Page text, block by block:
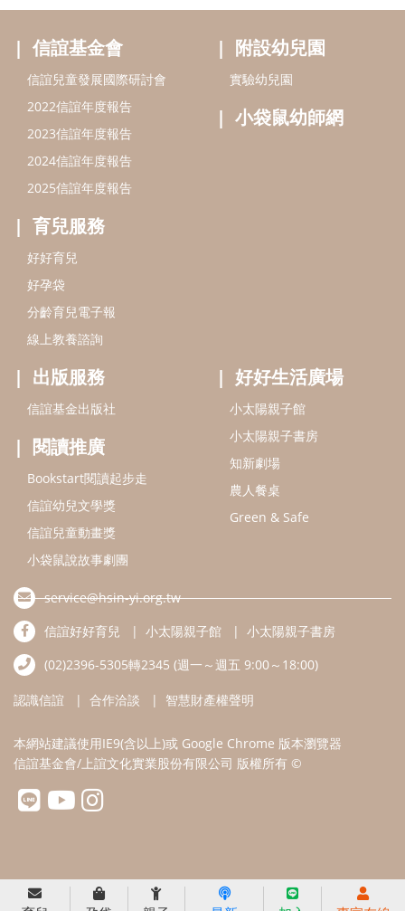
好孕袋
分齡育兒電子報
線上教養諮詢
出版服務
信誼基金出版社
閱讀推廣
Bookstart閱讀起步走
信誼幼兒文學獎
信誼兒童動畫獎
小袋鼠說故事劇團
service@hsin-yi.org.tw
信誼好好育兒
小太陽親子書房
(02)2396-5305轉2345 (週一～週五 9:00～18:00)
認識信誼 合作洽談 智慧財產權聲明
本網站建議使用IE9(含以上)或 Google Chrome 版本瀏覽器
信誼基金會/上誼文化實業股份有限公司 版權所有 ©